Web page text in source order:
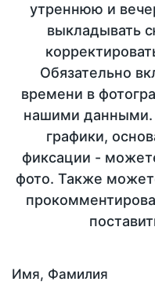
утреннюю и
выкладывать
Обязательно
времени в
нашими данными.
графики,
фиксации -
фото. Также
Имя, Фамилия